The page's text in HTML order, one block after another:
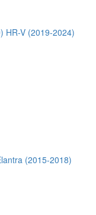
HR-V (2019-2024)
(2015-2018)